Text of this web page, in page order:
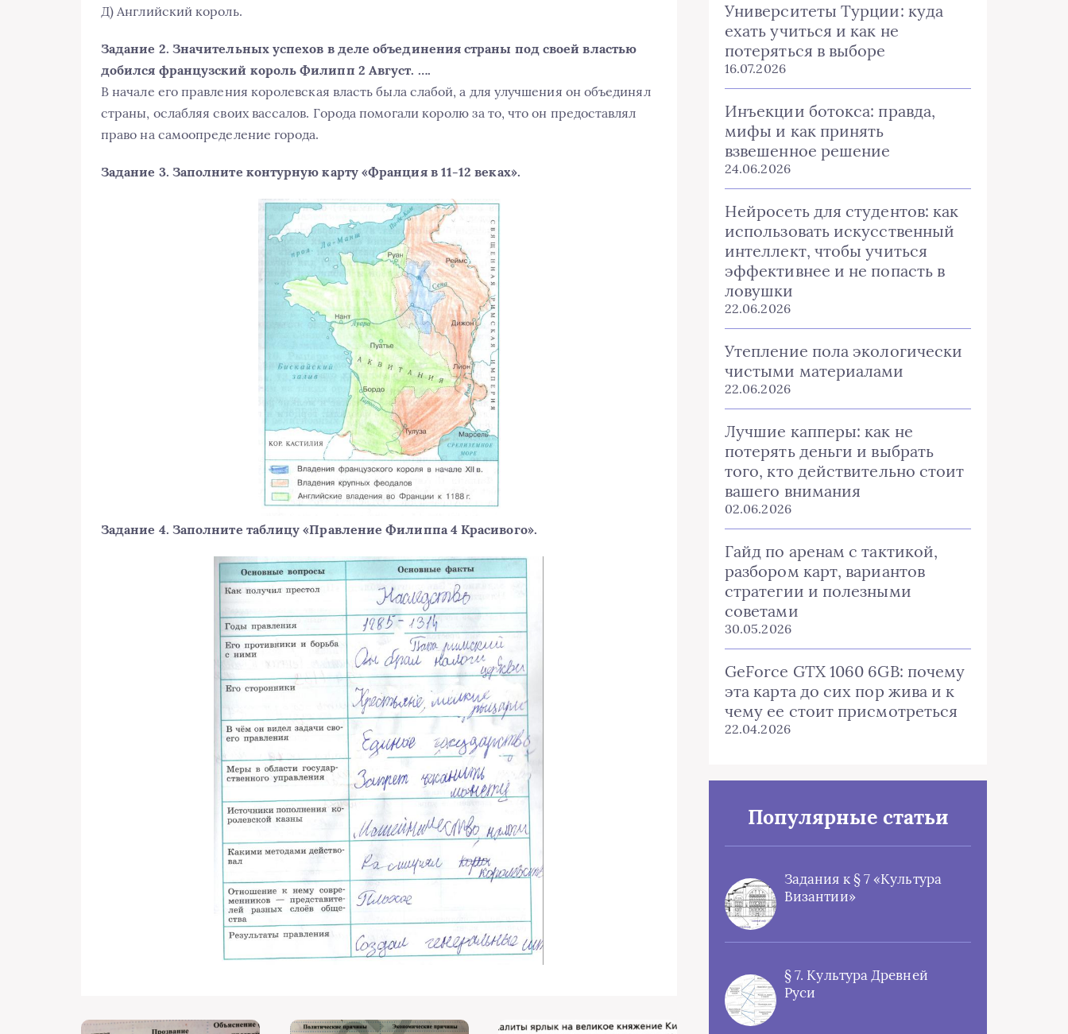
Д) Английский король.
Задание 2. Значительных успехов в деле объединения страны под своей властью
добился французский король Филипп 2 Август. ….
В начале его правления королевская власть была слабой, а для улучшения он объединял
страны, ослабляя своих вассалов. Города помогали королю за то, что он предоставлял
право на самоопределение города.
Задание 3. Заполните контурную карту «Франция в 11-12 веках».
Задание 4. Заполните таблицу «Правление Филиппа 4 Красивого».
Университеты Турции: куда
ехать учиться и как не
потеряться в выборе
16.07.2026
Инъекции ботокса: правда,
мифы и как принять
взвешенное решение
24.06.2026
Нейросеть для студентов: как
использовать искусственный
интеллект, чтобы учиться
эффективнее и не попасть в
ловушки
22.06.2026
Утепление пола экологически
чистыми материалами
22.06.2026
Лучшие капперы: как не
потерять деньги и выбрать
того, кто действительно стоит
вашего внимания
02.06.2026
Гайд по аренам с тактикой,
разбором карт, вариантов
стратегии и полезными
советами
30.05.2026
GeForce GTX 1060 6GB: почему
эта карта до сих пор жива и к
чему ее стоит присмотреться
22.04.2026
Популярные статьи
Задания к § 7 «Культура
Византии»
§ 7. Культура Древней
Руси